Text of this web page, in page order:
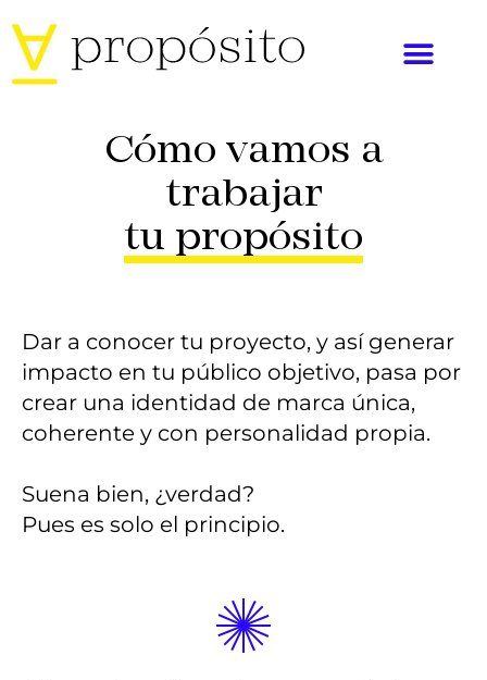
Cómo vamos a
trabajar
tu propósito
Dar a conocer tu proyecto, y así generar
impacto en tu público objetivo, pasa por
crear una identidad de marca única,
coherente y con personalidad propia.
Suena bien, ¿verdad?
Pues es solo el principio.